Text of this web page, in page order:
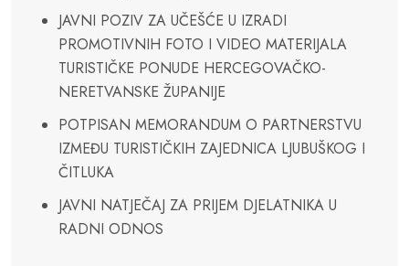
JAVNI POZIV ZA UČEŠĆE U IZRADI
PROMOTIVNIH FOTO I VIDEO MATERIJALA
TURISTIČKE PONUDE HERCEGOVAČKO-
NERETVANSKE ŽUPANIJE
POTPISAN MEMORANDUM O PARTNERSTVU
IZMEĐU TURISTIČKIH ZAJEDNICA LJUBUŠKOG I
ČITLUKA
JAVNI NATJEČAJ ZA PRIJEM DJELATNIKA U
RADNI ODNOS